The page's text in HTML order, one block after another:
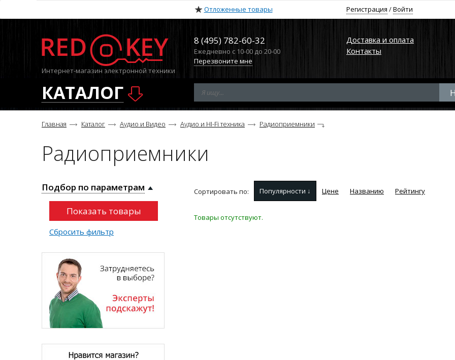
Отложенные товары Регистрация /Войти
Интернет-магазин электронной техники
8 (495) 782-60-32
Ежедневно с 10-00 до 20-00
Перезвоните мне
Доставка и оплата
Контакты
КАТАЛОГ
Главная Каталог Аудио и Видео Аудио и HI-Fi техника Радиоприемники
Радиоприемники
Подбор по параметрам
Сбросить фильтр
Сортировать по: Популярности ↓ Цене Названию Рейтингу
Товары отсутствуют.